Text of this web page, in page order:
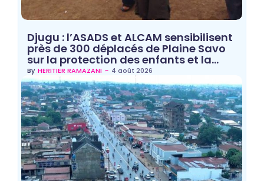
Djugu : l’ASADS et ALCAM sensibilisent
près de 300 déplacés de Plaine Savo
sur la protection des enfants et la…
By HERITIER RAMAZANI ~ 4 août 2026